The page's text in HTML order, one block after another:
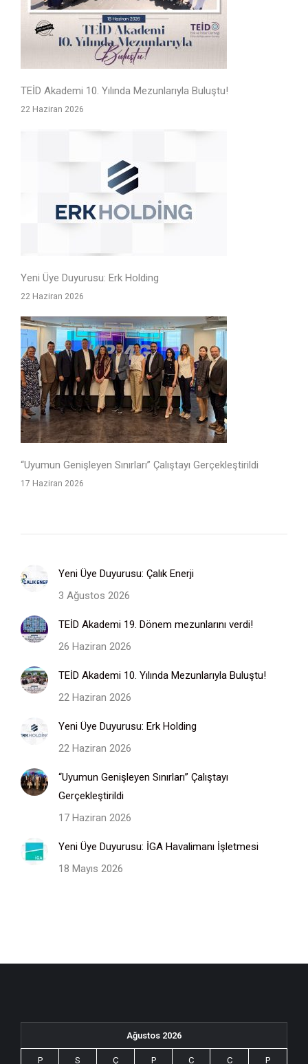
TEİD Akademi 10. Yılında Mezunlarıyla Buluştu!
22 Haziran 2026
Yeni Üye Duyurusu: Erk Holding
22 Haziran 2026
“Uyumun Genişleyen Sınırları” Çalıştayı Gerçekleştirildi
17 Haziran 2026
Yeni Üye Duyurusu: Çalık Enerji
3 Ağustos 2026
TEİD Akademi 19. Dönem mezunlarını verdi!
26 Haziran 2026
TEİD Akademi 10. Yılında Mezunlarıyla Buluştu!
22 Haziran 2026
Yeni Üye Duyurusu: Erk Holding
22 Haziran 2026
“Uyumun Genişleyen Sınırları” Çalıştayı
Gerçekleştirildi
17 Haziran 2026
Yeni Üye Duyurusu: İGA Havalimanı İşletmesi
18 Mayıs 2026
Ağustos 2026
P S Ç P C C P